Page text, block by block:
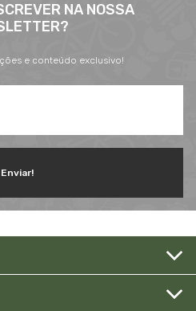
NA NOSSA
e conteúdo exclusivo!
Enviar!